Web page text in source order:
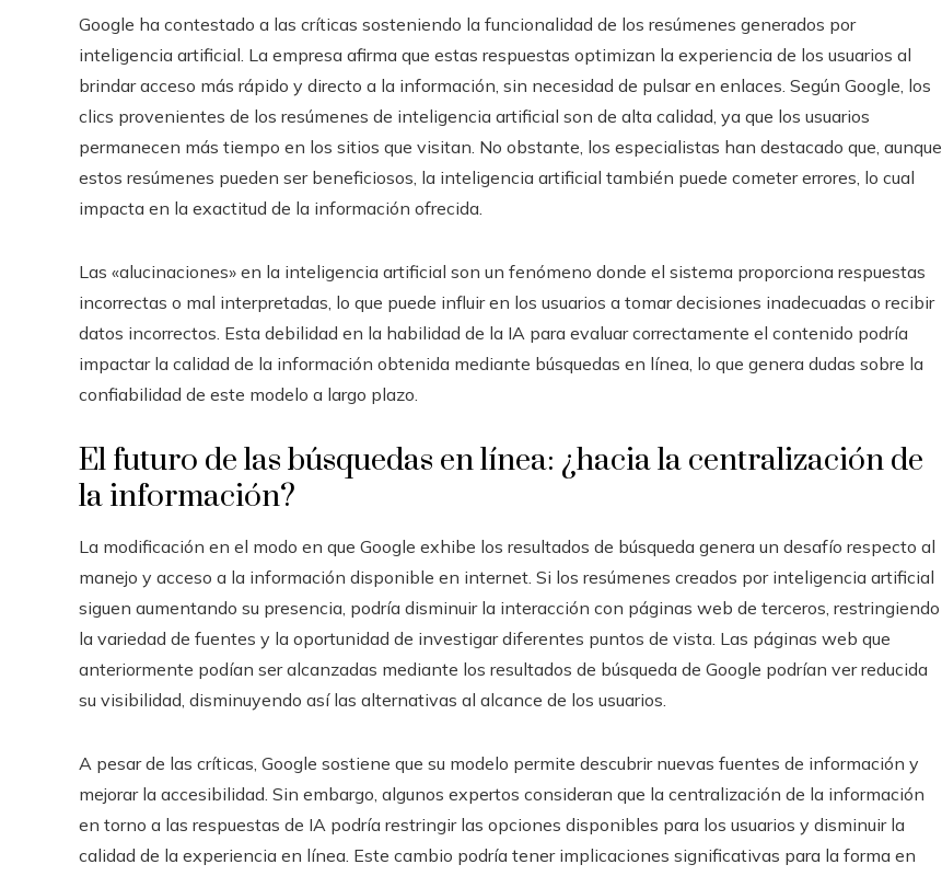
Google ha contestado a las críticas sosteniendo la funcionalidad de los resúmenes generados por
inteligencia artificial. La empresa afirma que estas respuestas optimizan la experiencia de los usuarios al
brindar acceso más rápido y directo a la información, sin necesidad de pulsar en enlaces. Según Google, los
clics provenientes de los resúmenes de inteligencia artificial son de alta calidad, ya que los usuarios
permanecen más tiempo en los sitios que visitan. No obstante, los especialistas han destacado que, aunque
estos resúmenes pueden ser beneficiosos, la inteligencia artificial también puede cometer errores, lo cual
impacta en la exactitud de la información ofrecida.
Las «alucinaciones» en la inteligencia artificial son un fenómeno donde el sistema proporciona respuestas
incorrectas o mal interpretadas, lo que puede influir en los usuarios a tomar decisiones inadecuadas o recibir
datos incorrectos. Esta debilidad en la habilidad de la IA para evaluar correctamente el contenido podría
impactar la calidad de la información obtenida mediante búsquedas en línea, lo que genera dudas sobre la
confiabilidad de este modelo a largo plazo.
El futuro de las búsquedas en línea: ¿hacia la centralización de
la información?
La modificación en el modo en que Google exhibe los resultados de búsqueda genera un desafío respecto al
manejo y acceso a la información disponible en internet. Si los resúmenes creados por inteligencia artificial
siguen aumentando su presencia, podría disminuir la interacción con páginas web de terceros, restringiendo
la variedad de fuentes y la oportunidad de investigar diferentes puntos de vista. Las páginas web que
anteriormente podían ser alcanzadas mediante los resultados de búsqueda de Google podrían ver reducida
su visibilidad, disminuyendo así las alternativas al alcance de los usuarios.
A pesar de las críticas, Google sostiene que su modelo permite descubrir nuevas fuentes de información y
mejorar la accesibilidad. Sin embargo, algunos expertos consideran que la centralización de la información
en torno a las respuestas de IA podría restringir las opciones disponibles para los usuarios y disminuir la
calidad de la experiencia en línea. Este cambio podría tener implicaciones significativas para la forma en